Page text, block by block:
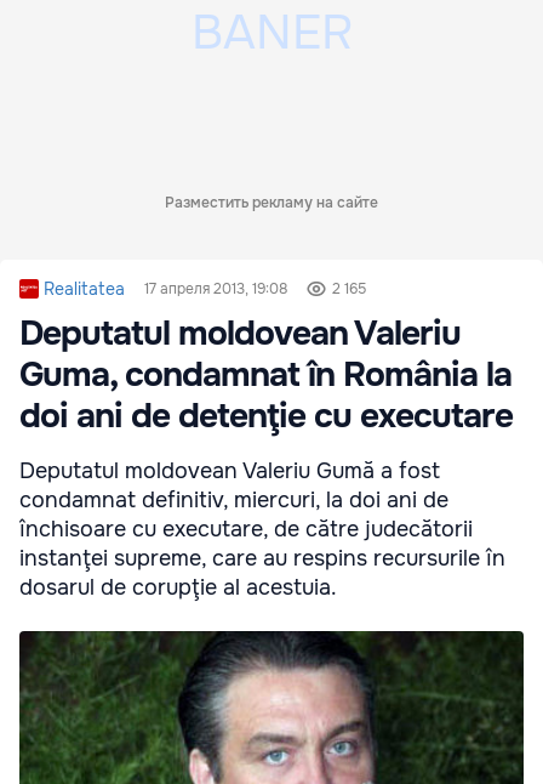
Разместить рекламу на сайте
Realitatea 17 апреля 2013, 19:08 2 165
Deputatul moldovean Valeriu
Guma, condamnat în România la
doi ani de detenţie cu executare
Deputatul moldovean Valeriu Gumă a fost
condamnat definitiv, miercuri, la doi ani de
închisoare cu executare, de către judecătorii
instanţei supreme, care au respins recursurile în
dosarul de corupţie al acestuia.